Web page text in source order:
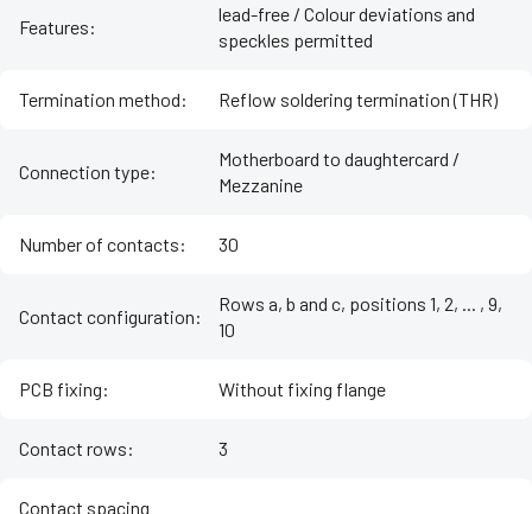
Features:
lead-free / Colour deviations and
speckles permitted
Termination method: Reflow soldering termination (THR)
Connection type:
Motherboard to daughtercard /
Mezzanine
Number of contacts: 30
Contact configuration:
Rows a, b and c, positions 1, 2, ... , 9,
10
PCB fixing: Without fixing flange
Contact rows: 3
Contact spacing